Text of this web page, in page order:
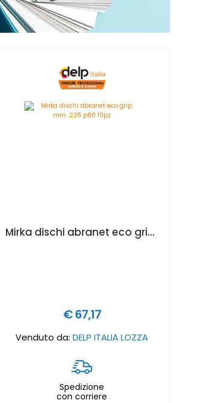
Mirka dischi abranet eco grip mm. 225 p80 10pz
€ 67,17
Venduto da:DELP ITALIA LOZZA
Spedizione
con corriere